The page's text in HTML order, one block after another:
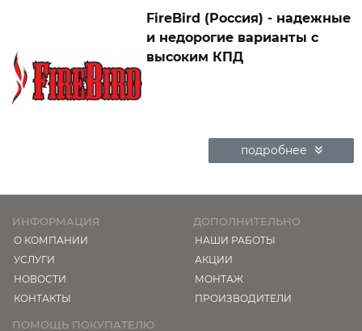
FireBird (Россия) - надежные
и недорогие варианты с
высоким КПД
подробнее
ИНФОРМАЦИЯ
О КОМПАНИИ
УСЛУГИ
НОВОСТИ
КОНТАКТЫ
ДОПОЛНИТЕЛЬНО
НАШИ РАБОТЫ
АКЦИИ
МОНТАЖ
ПРОИЗВОДИТЕЛИ
ПОМОЩЬ ПОКУПАТЕЛЮ